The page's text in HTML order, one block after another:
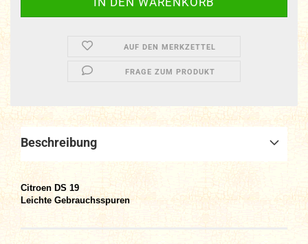
AUF DEN MERKZETTEL
FRAGE ZUM PRODUKT
Beschreibung
Citroen DS 19
Leichte Gebrauchsspuren